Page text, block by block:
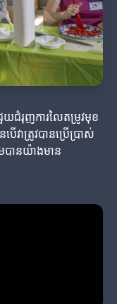
យជំរុញការលៃតម្រូវមុខ
វាត្រូវបានប្រើប្រាស់
បានយ៉ាងមាន